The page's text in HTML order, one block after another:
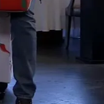
Noticias Cuatro
Nacional
Internacional